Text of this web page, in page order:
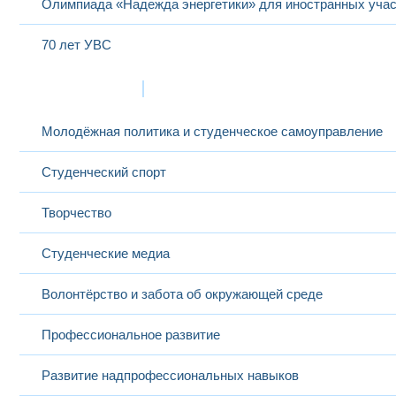
Олимпиада «Надежда энергетики» для иностранных
70 лет УВС
Молодёжная политика и студенческое самоуправление
Студенческий спорт
Творчество
Студенческие медиа
Волонтёрство и забота об окружающей среде
Профессиональное развитие
Развитие надпрофессиональных навыков